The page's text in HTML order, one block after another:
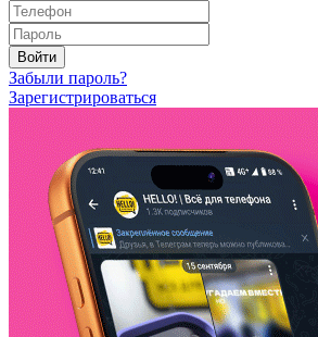
Войти
Забыли пароль?
Зарегистрироваться